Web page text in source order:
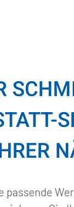
passende